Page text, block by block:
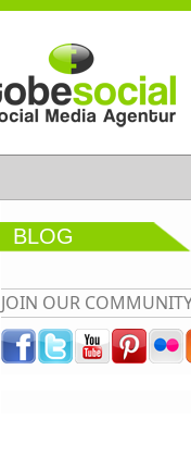
BLOG
JOIN OUR